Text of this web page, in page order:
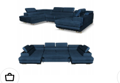
Dodaj do koszyka